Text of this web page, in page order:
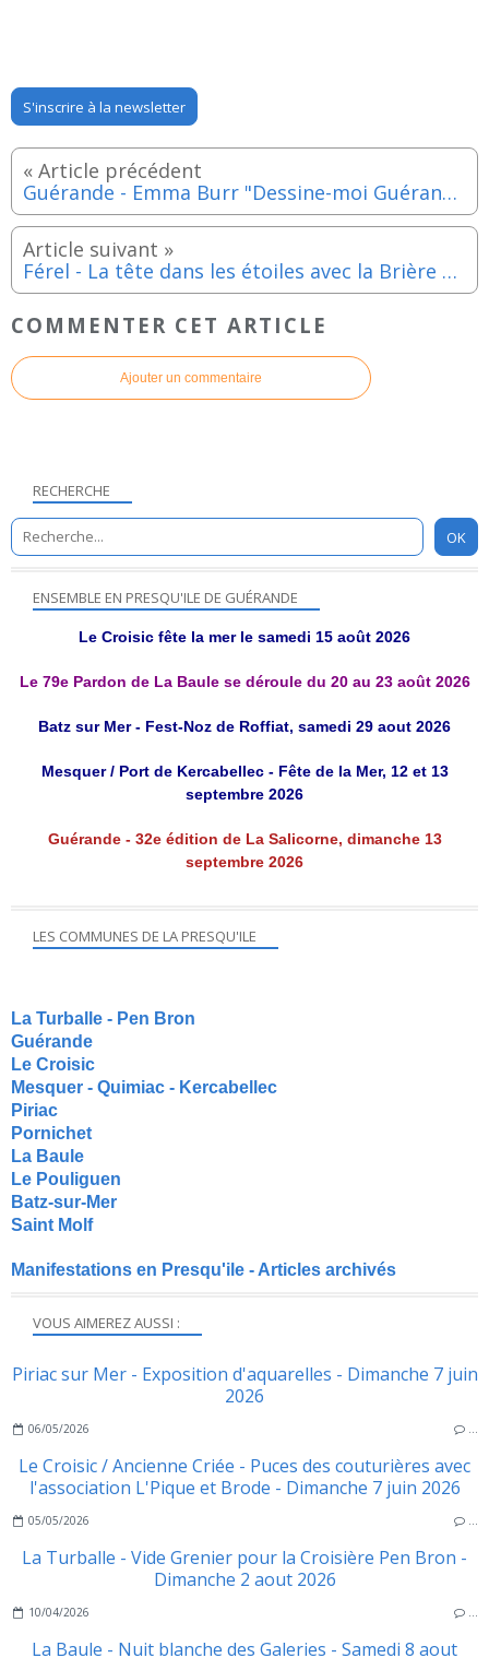
S'inscrire à la newsletter
Guérande - Emma Burr "Dessine-moi Guérande", Musée Porte Saint Michel jusqu'au 26 mars 2023
Férel - La tête dans les étoiles avec la Brière Étoilée - Vendredi 31 mars 2023
COMMENTER CET ARTICLE
Ajouter un commentaire
RECHERCHE
VOUS AIMEREZ AUSSI :
Piriac sur Mer - Exposition d'aquarelles - Dimanche 7 juin
2026
06/05/2026 …
Le Croisic / Ancienne Criée - Puces des couturières avec
l'association L'Pique et Brode - Dimanche 7 juin 2026
05/05/2026 …
La Turballe - Vide Grenier pour la Croisière Pen Bron -
Dimanche 2 aout 2026
10/04/2026 …
La Baule - Nuit blanche des Galeries - Samedi 8 aout
ENSEMBLE EN PRESQU'ILE DE GUÉRANDE
Le Croisic fête la mer le samedi 15 août 2026
Le 79e Pardon de La Baule se déroule du 20 au 23 août 2026
Batz sur Mer - Fest-Noz de Roffiat, samedi 29 aout 2026
Mesquer / Port de Kercabellec - Fête de la Mer, 12 et 13
septembre 2026
Guérande - 32e édition de La Salicorne, dimanche 13
septembre 2026
LES COMMUNES DE LA PRESQU'ILE
La Turballe - Pen Bron
Guérande
Le Croisic
Mesquer - Quimiac - Kercabellec
Piriac
Pornichet
La Baule
Le Pouliguen
Batz-sur-Mer
Saint Molf
Manifestations en Presqu'ile - Articles archivés